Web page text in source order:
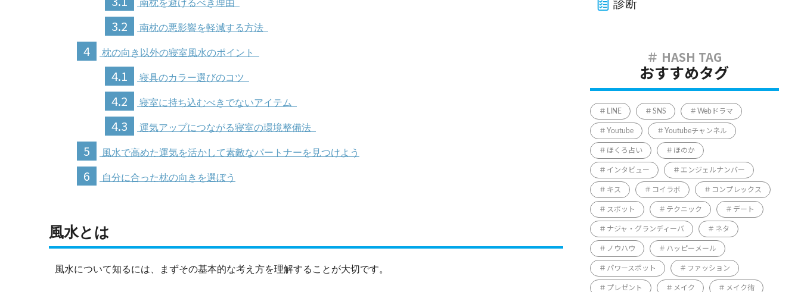
南枕を避けるべき理由
3.2 南枕の悪影響を軽減する方法
4 枕の向き以外の寝室風水のポイント
4.1 寝具のカラー選びのコツ
4.2 寝室に持ち込むべきでないアイテム
4.3 運気アップにつながる寝室の環境整備法
5 風水で高めた運気を活かして素敵なパートナーを見つけよう
6 自分に合った枕の向きを選ぼう
風水とは
風水について知るには、まずその基本的な考え方を理解することが大切です。
診断
おすすめタグ
LINE SNS Webドラマ
Youtube Youtubeチャンネル
ほくろ占い ほのか
インタビュー エンジェルナンバー
キス コイラボ コンプレックス
スポット テクニック デート
ナジャ・グランディーバ ネタ
ノウハウ ハッピーメール
パワースポット ファッション
プレゼント メイク メイク術